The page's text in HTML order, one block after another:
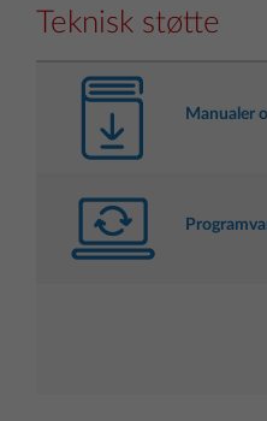
Teknisk støtte
Manualer